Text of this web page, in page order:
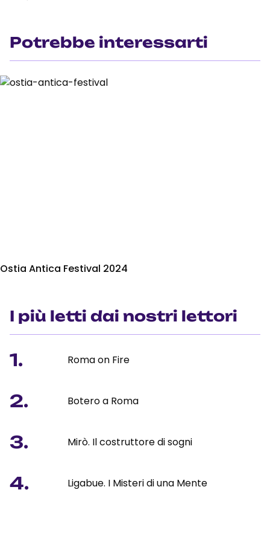
Potrebbe interessarti
Ostia Antica Festival 2024
I più letti dai nostri lettori
1. Roma on Fire
2. Botero a Roma
3. Mirò. Il costruttore di sogni
4. Ligabue. I Misteri di una Mente